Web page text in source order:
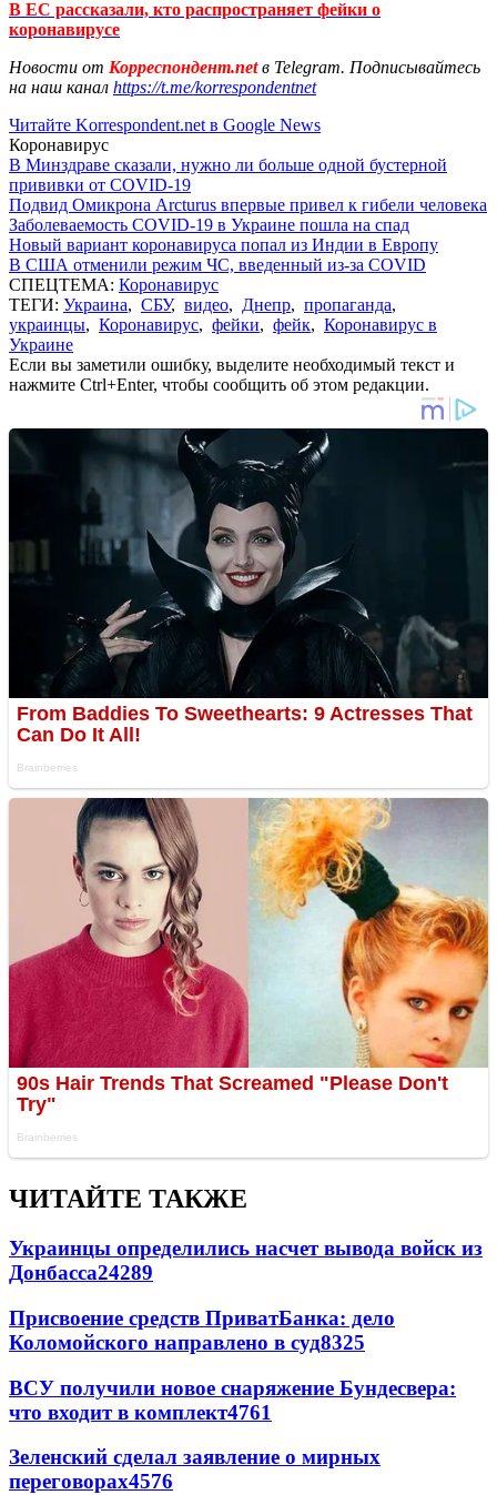
В ЕС рассказали, кто распространяет фейки о
коронавирусе
Новости от Корреспондент.netв Telegram. Подписывайтесь
на наш канал https://t.me/korrespondentnet
Читайте Korrespondent.net в Google News
Коронавирус
В Минздраве сказали, нужно ли больше одной бустерной
прививки от COVID-19
Подвид Омикрона Arcturus впервые привел к гибели человека
Заболеваемость COVID-19 в Украине пошла на спад
Новый вариант коронавируса попал из Индии в Европу
В США отменили режим ЧС, введенный из-за COVID
СПЕЦТЕМА: Коронавирус
ТЕГИ: Украина, СБУ, видео, Днепр, пропаганда,
украинцы, Коронавирус, фейки, фейк, Коронавирус в
Украине
Если вы заметили ошибку, выделите необходимый текст и
нажмите Ctrl+Enter, чтобы сообщить об этом редакции.
ЧИТАЙТЕ ТАКЖЕ
Украинцы определились насчет вывода войск из
Донбасса24289
Присвоение средств ПриватБанка: дело
Коломойского направлено в суд8325
ВСУ получили новое снаряжение Бундесвера:
что входит в комплект4761
Зеленский сделал заявление о мирных
переговорах4576